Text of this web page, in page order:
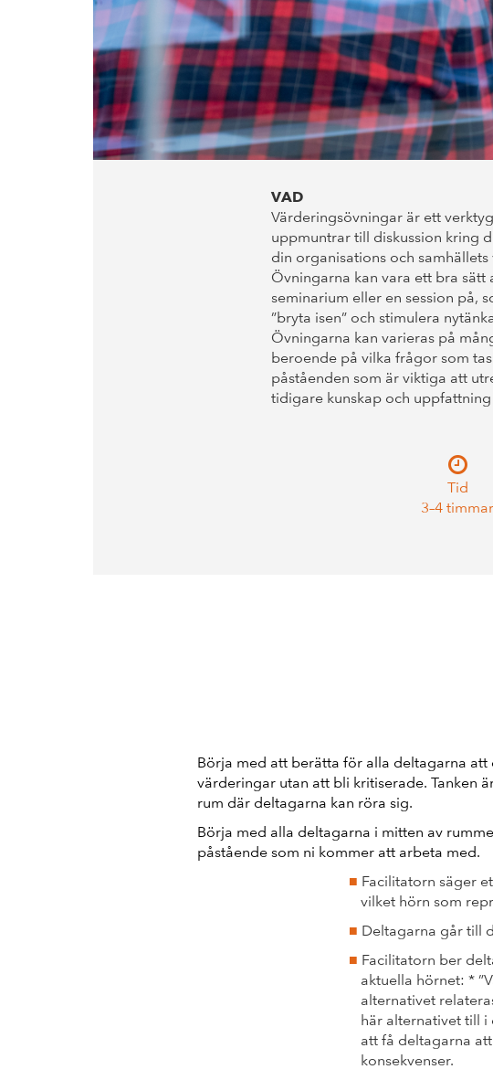
VAD
Värderingsövningar är ett
uppmuntrar till diskussion kring
din organisations och
Övningarna kan vara ett bra sätt
seminarium eller en session på,
”bryta isen” och stimulera
Övningarna kan varieras på
beroende på vilka frågor som
påståenden som är viktiga att
tidigare kunskap och
Tid
3–4 timmar
Börja med att berätta för alla deltagarna
värderingar utan att bli kritiserade. Tanken
rum där deltagarna kan röra sig.
Börja med alla deltagarna i mitten av
påstående som ni kommer att arbeta med.
Facilitatorn säger
vilket hörn som
Deltagarna går till
Facilitatorn ber
aktuella hörnet: *
alternativet
här alternativet till
att få deltagarna
konsekvenser.